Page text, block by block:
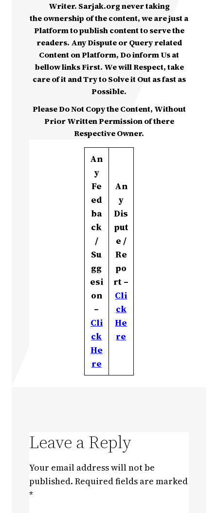
Writer. Sarjak.org never taking
the ownership of the content, we are just a
Platform to publish content to serve the
readers. Any Dispute or Query related
Content on Platform, Do inform Us at
bellow links First. We will Respect, take
care of it and Try to Solve it Out as fast as
Possible.
Please Do Not Copy the Content, Without
Prior Written Permission of there
Respective Owner.
An
y
Fe
ed
ba
ck
/
Su
gg
esi
on
–
Cli
ck
He
re
An
y
Dis
put
e /
Re
po
rt –
Cli
ck
He
re
Leave a Reply
Your email address will not be
published. Required fields are marked
*